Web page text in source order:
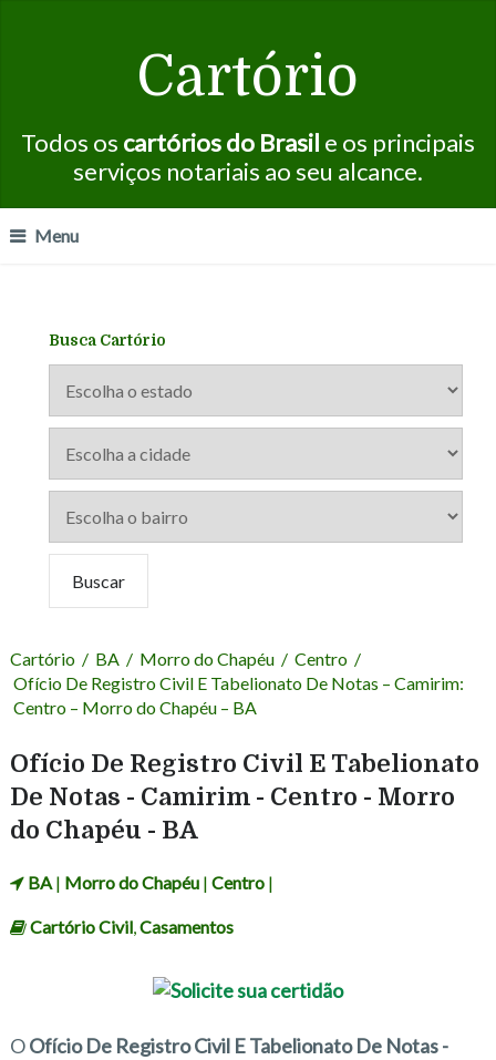
Cartório
Todos os cartórios do Brasil e os principais
serviços notariais ao seu alcance.
Menu
Busca Cartório
Cartório / BA / Morro do Chapéu / Centro /
Ofício De Registro Civil E Tabelionato De Notas – Camirim:
Centro – Morro do Chapéu – BA
Ofício De Registro Civil E Tabelionato
De Notas - Camirim - Centro - Morro
do Chapéu - BA
BA| Morro do Chapéu| Centro|
Cartório Civil,Casamentos
OOfício De Registro Civil E Tabelionato De Notas -